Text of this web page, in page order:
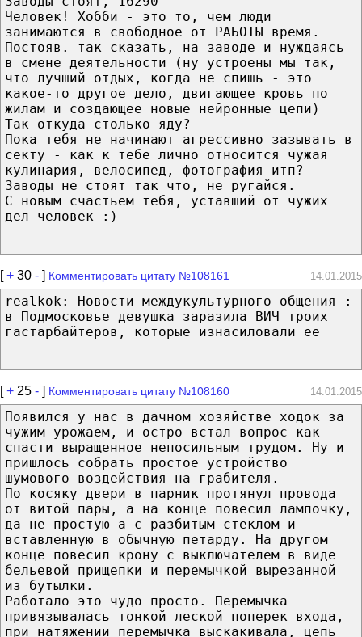
Человек! Хобби - это то, чем люди
занимаются в свободное от РАБОТЫ время.
Постояв. так сказать, на заводе и нуждаясь
в смене деятельности (ну устроены мы так,
что лучший отдых, когда не спишь - это
какое-то другое дело, двигающее кровь по
жилам и создающее новые нейронные цепи)
Так откуда столько яду?
Пока тебя не начинают агрессивно зазывать в
секту - как к тебе лично относится чужая
кулинария, велосипед, фотография итп?
Заводы не стоят так что, не ругайся.
С новым счастьем тебя, уставший от чужих
дел человек :)
[+ 30 - ] Комментировать цитату №108161 14.01.2015
realkok: Новости междукультурного общения :
в Подмосковье девушка заразила ВИЧ троих
гастарбайтеров, которые изнасиловали ее
[+ 25 - ] Комментировать цитату №108160 14.01.2015
Появился у нас в дачном хозяйстве ходок за
чужим урожаем, и остро встал вопрос как
спасти выращенное непосильным трудом. Ну и
пришлось собрать простое устройство
шумового воздействия на грабителя.
По косяку двери в парник протянул провода
от витой пары, а на конце повесил лампочку,
да не простую а с разбитым стеклом и
вставленную в обычную петарду. На другом
конце повесил крону с выключателем в виде
бельевой прищепки и перемычкой вырезанной
из бутылки.
Работало это чудо просто. Перемычка
привязывалась тонкой леской поперек входа,
при натяжении перемычка выскакивала, цепь